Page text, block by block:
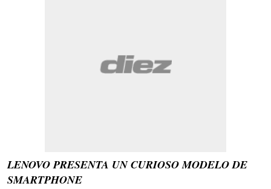
LENOVO PRESENTA UN CURIOSO MODELO DE
SMARTPHONE